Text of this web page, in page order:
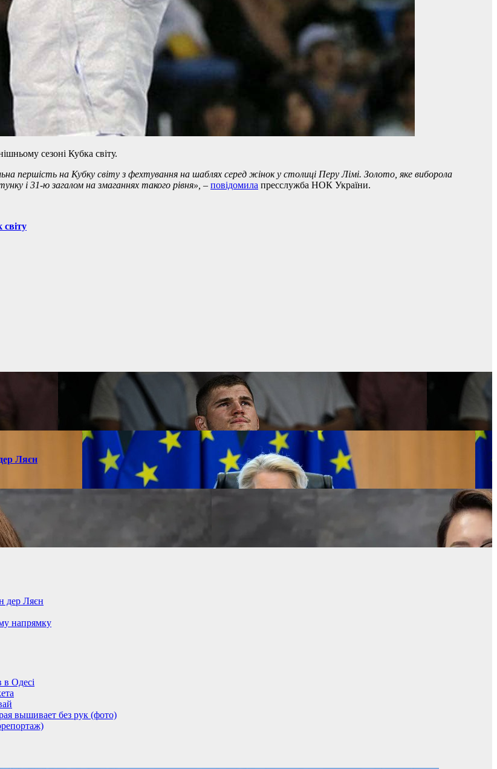
сезоні Кубка світу.
першість на Кубку світу з фехтування на шаблях серед жінок у столиці Перу Лімі. Золото, яке виборола
і 31-ю загалом на змаганнях такого рівня», – повідомила пресслужба НОК України.
Ляєн
дер Ляєн
напрямку
Одесі
вышивает без рук (фото)